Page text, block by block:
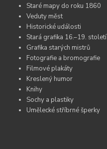
Staré mapy do roku 1860
Veduty měst
Historické události
Stará grafika 16.–19. století
Grafika starých mistrů
Fotografie a bromografie
Filmové plakáty
Kreslený humor
Knihy
Sochy a plastiky
Umělecké stříbrné šperky